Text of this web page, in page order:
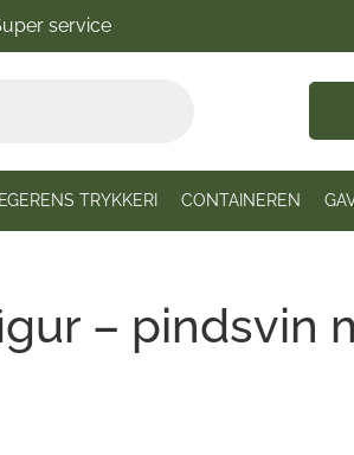
service
TRYKKERI CONTAINEREN
– pindsvin